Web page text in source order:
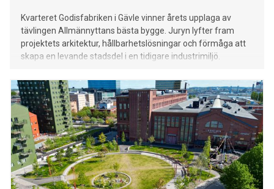
Kvarteret Godisfabriken i Gävle vinner årets upplaga av
tävlingen Allmännyttans bästa bygge. Juryn lyfter fram
projektets arkitektur, hållbarhetslösningar och förmåga att
skapa en levande stadsdel i en tidigare industrimiljö.